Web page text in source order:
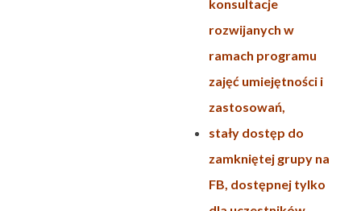
konsultacje
rozwijanych w
ramach programu
zajęć umiejętności i
zastosowań,
stały dostęp do
zamkniętej grupy na
FB, dostępnej tylko